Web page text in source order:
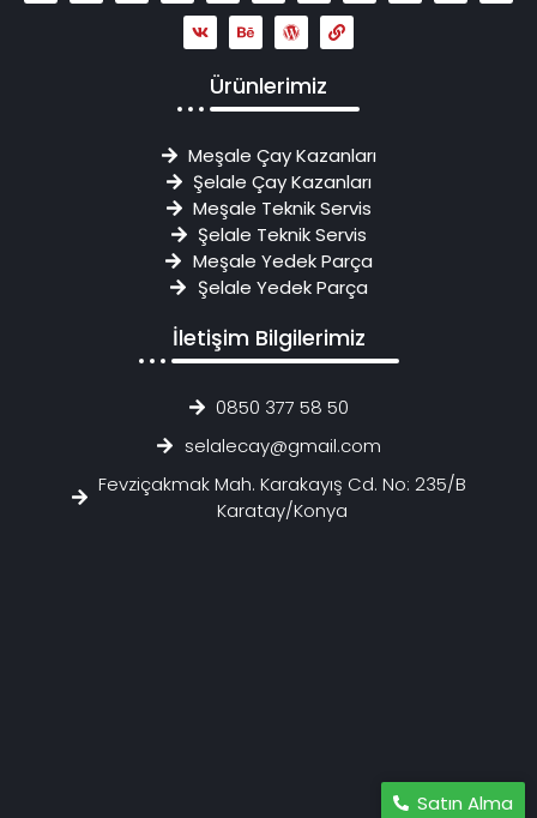
Ürünlerimiz
Meşale Çay Kazanları
Şelale Çay Kazanları
Meşale Teknik Servis
Şelale Teknik Servis
Meşale Yedek Parça
Şelale Yedek Parça
İletişim Bilgilerimiz
0850 377 58 50
selalecay@gmail.com
Fevziçakmak Mah. Karakayış Cd. No: 235/B
Karatay/Konya
Satın Alma